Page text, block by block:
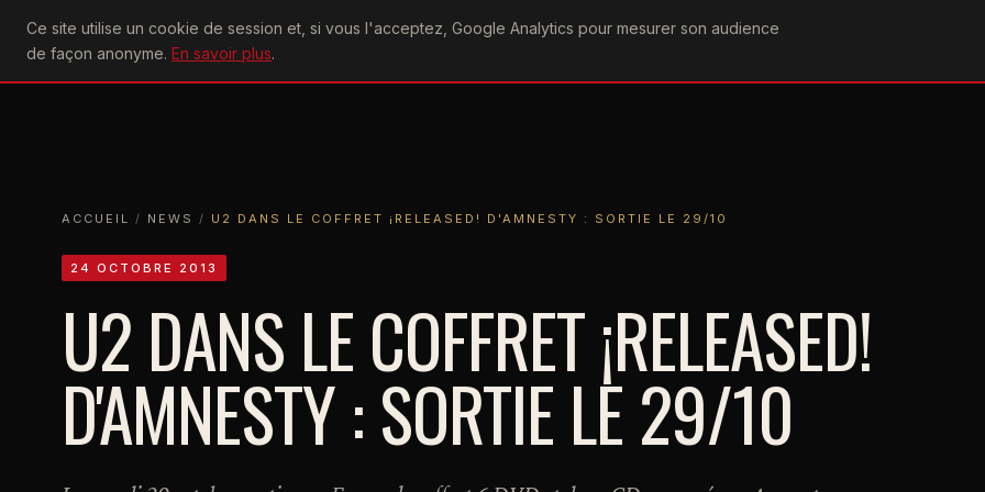
Ce site utilise un cookie de session et, si vous l'acceptez, Google Analytics pour mesurer son audience
de façon anonyme. En savoir plus.
U2achtung
ACCUEIL
ACTU CONCERTS DISCOGRAPHIEPAROLESVIDÉOGRAPHIEFORUMS
ACCUEIL / NEWS / U2 DANS LE COFFRET ¡RELEASED! D'AMNESTY : SORTIE LE 29/10
24 OCTOBRE 2013
U2 DANS LE COFFRET ¡RELEASED!
D'AMNESTY : SORTIE LE 29/10